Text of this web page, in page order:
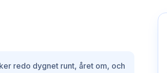
redo dygnet runt, året om, och